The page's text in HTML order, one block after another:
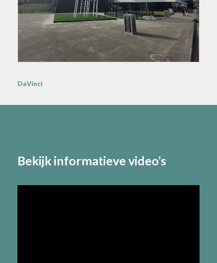
DaVinci
Bekijk informatieve video’s